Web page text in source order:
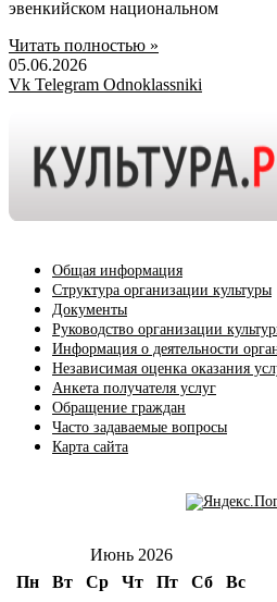
эвенкийском национальном
Читать полностью »
05.06.2026
Vk Telegram Odnoklassniki
Общая информация
Структура организации культуры
Документы
Руководство организации
Информация о деятельности
Независимая оценка оказания
Анкета получателя услуг
Обращение граждан
Часто задаваемые вопросы
Карта сайта
Июнь 2026
Пн
Вт Ср Чт Пт Сб
Вс